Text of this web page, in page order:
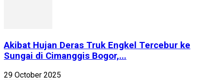
Akibat Hujan Deras Truk Engkel Tercebur ke
Sungai di Cimanggis Bogor,...
29 October 2025